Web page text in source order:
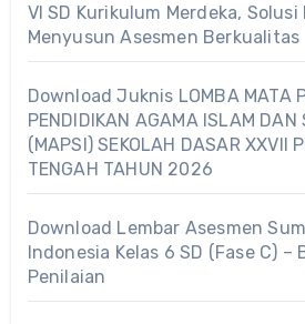
VI SD Kurikulum Merdeka,
Menyusun Asesmen Berkualitas
Download Juknis LOMBA MATA
PENDIDIKAN AGAMA ISLAM DAN
(MAPSI) SEKOLAH DASAR XXVII
TENGAH TAHUN 2026
Download Lembar Asesmen
Indonesia Kelas 6 SD (Fase C) –
Penilaian